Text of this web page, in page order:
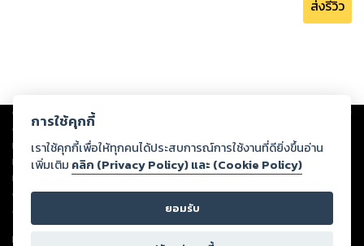
ส่งรีวิว
Copyright © 2026
ต่อผลงานหรือเนื้อหาใดที่อัปโหลดผ่านเว็บไซต์และปรากฏว่าละเมิดสิทธิใน
ทรัพย์สินทางปัญญาของบุคคลอื่นหรือขัดต่อกฎหมายและศีลธรรม ดังนั้น ผู้อ่าน
ทุกท่านโปรดใช้วิจารณญาณในการกลั่นกรองด้วยตนเอง และหากท่านพบว่าส่วน
หนึ่งส่วนใดขัดต่อกฎหมายและศีลธรรม กรุณาแจ้งมายังบริษัท เพื่อทีมงานจะได้
ดำเนินการในทันที ทั้งนี้ ทางสตอรี่ล็อกขอสงวนลิขสิทธิ์ตามพระราชบัญญัติ
ลิขสิทธิ์ พ.ศ. 2537 (ฉบับล่าสุด)
For support: member@ookbee.com
การใช้คุกกี้
เราใช้คุกกี้เพื่อให้ทุกคนได้ประสบการณ์การใช้งานที่ดียิ่งขึ้นอ่าน
เพิ่มเติม คลิก (Privacy Policy) และ (Cookie Policy)
ยอมรับ